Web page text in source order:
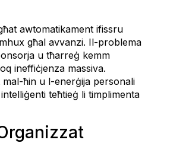
awtomatikament ifissru
għal avvanzi. Il-problema
u tħarreġ kemm
ineffiċjenza massiva.
ħin u l-enerġija personali
teħtieġ li timplimenta